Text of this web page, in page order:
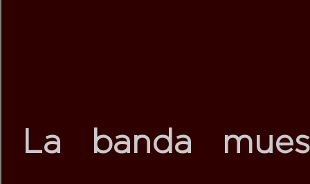
La banda